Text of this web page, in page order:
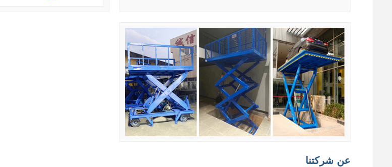
عن شركتنا